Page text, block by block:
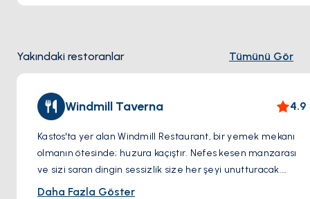
Yakındaki restoranlar Tümünü Gör
Windmill Taverna 4.9
Kastos'ta yer alan Windmill Restaurant, bir yemek mekanı
olmanın ötesinde; huzura kaçıştır. Nefes kesen manzarası
ve sizi saran dingin sessizlik size her şeyi unutturacak.
Atmosfer, son derece dost canlısı ev sahiplerinin sıcaklığıyla
Daha Fazla Göster